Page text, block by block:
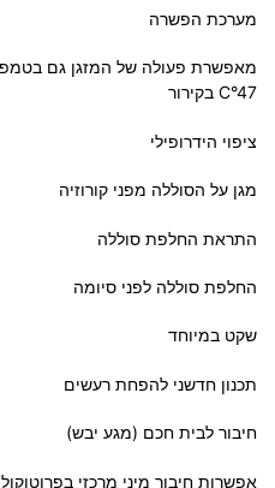
מערכת הפשרה
C°47 בקירור
ציפוי הידרופילי
מגן על הסוללה מפני קורוזיה
התראת החלפת סוללה
החלפת סוללה לפני סיומה
שקט במיוחד
תכנון חדשני להפחת רעשים
חיבור לבית חכם (מגע יבש)
אפשרות חיבור מיני מרכזי בפרוטוקול MODBUS למערכות חכמות